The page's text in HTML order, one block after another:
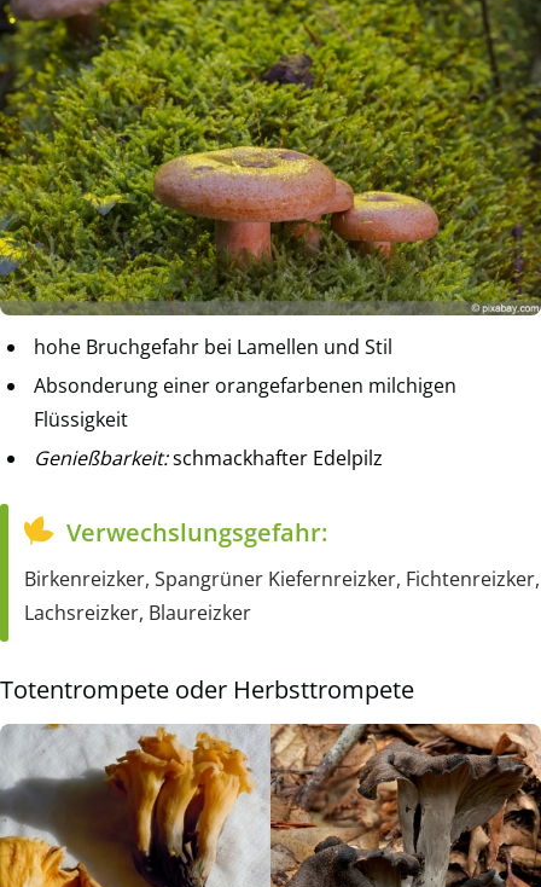
hohe Bruchgefahr bei Lamellen und Stil
Absonderung einer orangefarbenen milchigen
Flüssigkeit
Genießbarkeit:schmackhafter Edelpilz
Verwechslungsgefahr:
Birkenreizker, Spangrüner Kiefernreizker, Fichtenreizker,
Lachsreizker, Blaureizker
Totentrompete oder Herbsttrompete